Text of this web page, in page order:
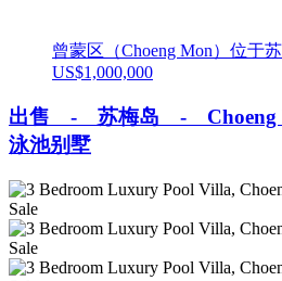
曾蒙区（Choeng Mon）位于
US$1,000,000
出售 - 苏梅岛 - Choeng
泳池别墅